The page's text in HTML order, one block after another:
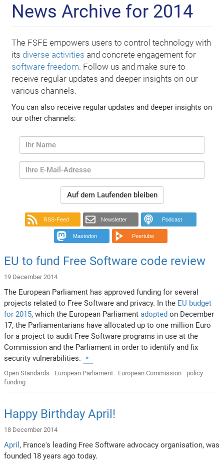
News Archive for 2014
The FSFE empowers users to control technology with
its diverse activities and concrete engagement for
software freedom. Follow us and make sure to
receive regular updates and deeper insights on our
various channels.
You can also receive regular updates and deeper insights on
our other channels:
Auf dem Laufenden bleiben
RSS-Feed Newsletter Podcast
Mastodon Peertube
EU to fund Free Software code review
19 December 2014
The European Parliament has approved funding for several
projects related to Free Software and privacy. In the EU budget
for 2015, which the European Parliamentadopted on December
17, the Parliamentarians have allocated up to one million Euro
for a project to audit Free Software programs in use at the
Commission and the Parliament in order to identify and fix
security vulnerabilities.
Open Standards European Parliament European Commission
policy
funding
Happy Birthday April!
18 December 2014
April , France's leading Free Software advocacy organisation, was
founded 18 years ago today.